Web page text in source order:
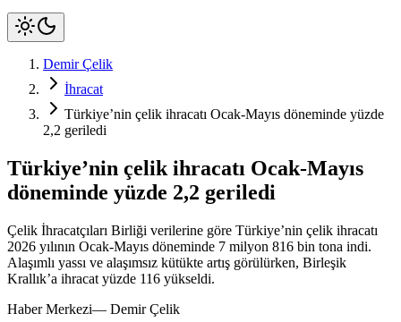
Demir Çelik
İhracat
Türkiye’nin çelik ihracatı Ocak-Mayıs döneminde yüzde
2,2 geriledi
Türkiye’nin çelik ihracatı Ocak-Mayıs
döneminde yüzde 2,2 geriledi
Çelik İhracatçıları Birliği verilerine göre Türkiye’nin çelik ihracatı
2026 yılının Ocak-Mayıs döneminde 7 milyon 816 bin tona indi.
Alaşımlı yassı ve alaşımsız kütükte artış görülürken, Birleşik
Krallık’a ihracat yüzde 116 yükseldi.
Haber Merkezi— Demir Çelik